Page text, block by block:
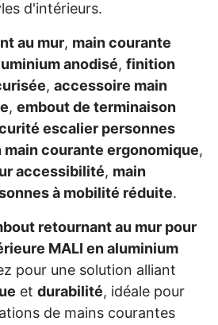
d'intérieurs.
au mur, main courante
anodisé, finition
, accessoire main
, embout de terminaison
escalier personnes
courante ergonomique,
accessibilité, main
à mobilité réduite.
retournant au mur pour
MALI en aluminium
pour une solution alliant
et durabilité, idéale pour
de mains courantes